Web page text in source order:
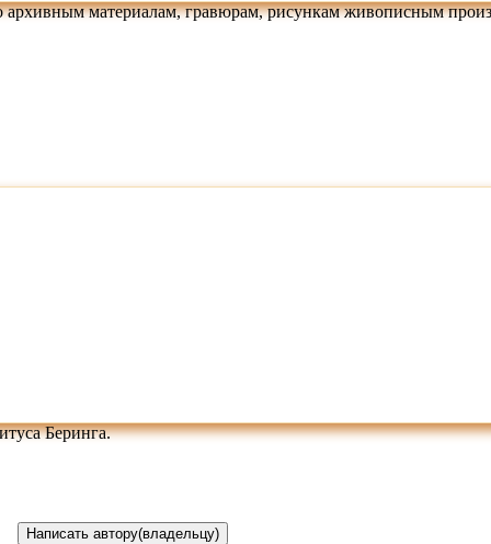
материалам, гравюрам, рисункам живописным
Беринга.